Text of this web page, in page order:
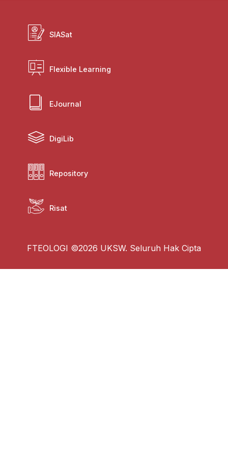
SIASat
Flexible Learning
EJournal
DigiLib
Repository
Risat
FTEOLOGI ©2026 UKSW. Seluruh Hak Cipta